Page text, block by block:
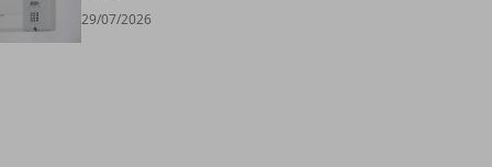
29/07/2026